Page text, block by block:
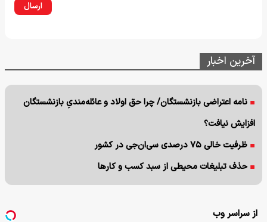
ارسال
آخرین اخبار
نامه اعتراضی بازنشستگان/ چرا حق اولاد و عائله‌مندیِ بازنشستگان
افزایش نیافت؟
ظرفیت خالی ۷۵ درصدی سی‌ان‌جی در کشور
حذف تبلیغات محیطی از سبد کسب و کارها
از سراسر وب